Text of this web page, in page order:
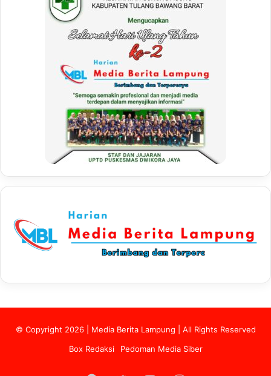
© Copyright 2026 | Media Berita Lampung | All Rights Reserved
Box Redaksi
Pedoman Media Siber